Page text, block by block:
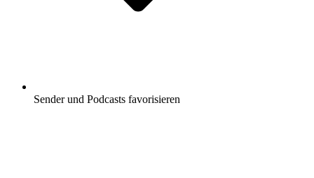
Sender und Podcasts favorisieren